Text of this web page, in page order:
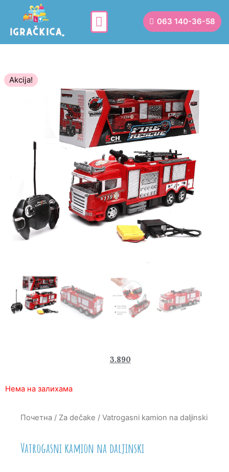
063 140-36-58
Akcija!
3.890
Нема на залихама
Почетна / Za dečake / Vatrogasni kamion na daljinski
Vatrogasni kamion na daljinski